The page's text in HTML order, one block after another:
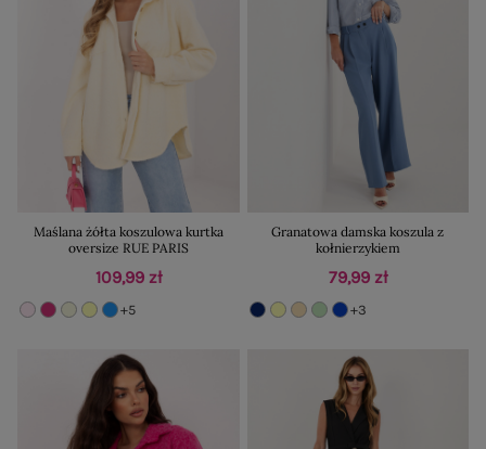
Maślana żółta koszulowa kurtka
oversize RUE PARIS
109,99 zł
+5
Granatowa damska koszula z
kołnierzykiem
79,99 zł
+3